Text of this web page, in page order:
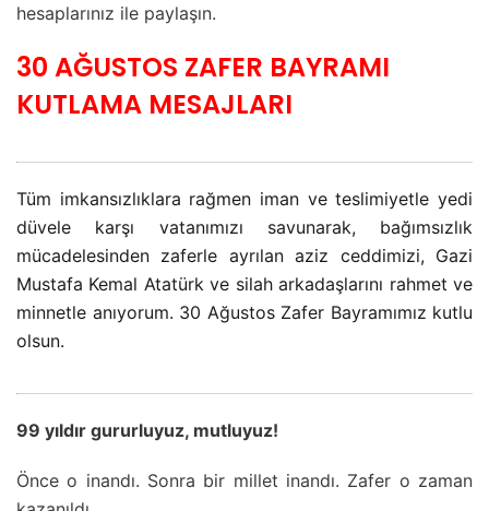
hesaplarınız ile paylaşın.
30 AĞUSTOS ZAFER BAYRAMI
KUTLAMA MESAJLARI
Tüm imkansızlıklara rağmen iman ve teslimiyetle yedi
düvele karşı vatanımızı savunarak, bağımsızlık
mücadelesinden zaferle ayrılan aziz ceddimizi, Gazi
Mustafa Kemal Atatürk ve silah arkadaşlarını rahmet ve
minnetle anıyorum. 30 Ağustos Zafer Bayramımız kutlu
olsun.
99 yıldır gururluyuz, mutluyuz!
Önce o inandı. Sonra bir millet inandı. Zafer o zaman